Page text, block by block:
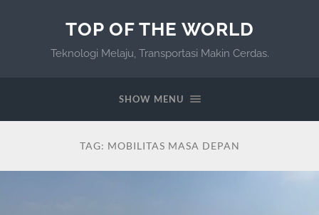
TOP OF THE WORLD
Teknologi Melaju, Transportasi Makin Cerdas.
SHOW MENU
TAG: MOBILITAS MASA DEPAN